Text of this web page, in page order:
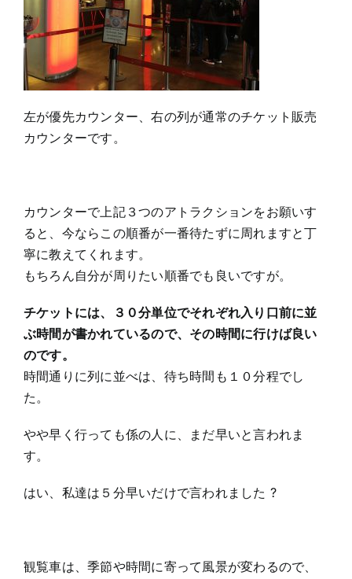
左が優先カウンター、右の列が通常のチケット販売
カウンターです。
カウンターで上記３つのアトラクションをお願いす
ると、今ならこの順番が一番待たずに周れますと丁
寧に教えてくれます。
もちろん自分が周りたい順番でも良いですが。
チケットには、３０分単位でそれぞれ入り口前に並
ぶ時間が書かれているので、その時間に行けば良い
のです。
時間通りに列に並べは、待ち時間も１０分程でし
た。
やや早く行っても係の人に、まだ早いと言われま
す。
はい、私達は５分早いだけで言われました ?
観覧車は、季節や時間に寄って風景が変わるので、